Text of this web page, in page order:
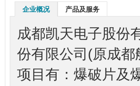
企业概况 产品及服务
成都凯天电子股份
份有限公司(原成
项目有：爆破片及